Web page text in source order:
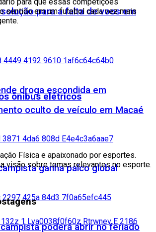
para a falta de voos em
droga escondida em
oculto de veículo em Macaé
ganha palco global
poderá abrir no feriado
sentido em um futebol cada vez mais
ônibus elétricos
Física e apaixonado por esportes.
visão sobre temas relevantes no esporte.